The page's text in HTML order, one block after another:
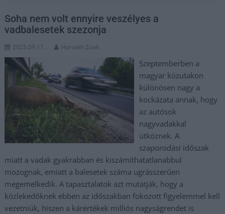
Soha nem volt ennyire veszélyes a
vadbalesetek szezonja
2025.09.11. Horváth Zsolt
Szeptemberben a
magyar közutakon
különösen nagy a
kockázata annak, hogy
az autósok
nagyvadakkal
ütköznek. A
szaporodási időszak
miatt a vadak gyakrabban és kiszámíthatatlanabbul
mozognak, emiatt a balesetek száma ugrásszerűen
megemelkedik. A tapasztalatok azt mutatják, hogy a
közlekedőknek ebben az időszakban fokozott figyelemmel kell
vezetniük, hiszen a kárértékek milliós nagyságrendet is